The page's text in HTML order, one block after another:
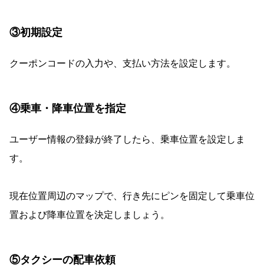
③初期設定
クーポンコードの入力や、支払い方法を設定します。
④乗車・降車位置を指定
ユーザー情報の登録が終了したら、乗車位置を設定しま
す。
現在位置周辺のマップで、行き先にピンを固定して乗車位
置および降車位置を決定しましょう。
⑤タクシーの配車依頼